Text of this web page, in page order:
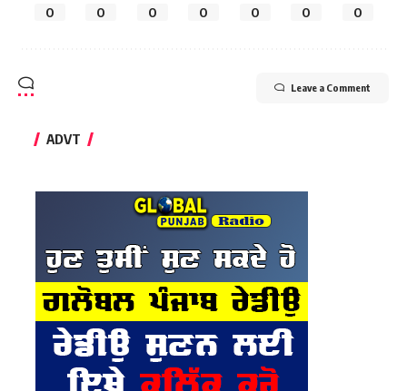
0 0 0 0 0 0 0
Leave a Comment
ADVT